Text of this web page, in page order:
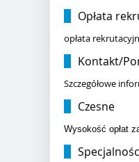
Opłata
opłata
Kontakt/
Szczegółowe
Czesne
Wysokość opłat